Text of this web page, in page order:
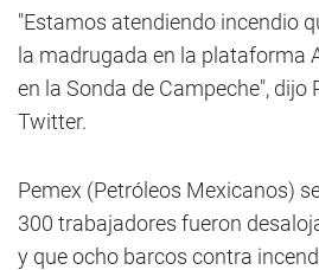
"Estamos atendiendo incendio
la madrugada en la plataforma
en la Sonda de Campeche", dijo
Twitter.
Pemex (Petróleos Mexicanos)
300 trabajadores fueron
y que ocho barcos contra